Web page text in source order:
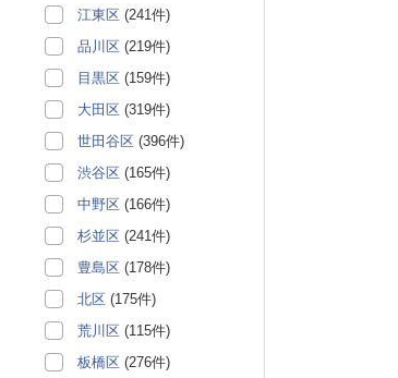
江東区 (241件)
品川区 (219件)
目黒区 (159件)
大田区 (319件)
世田谷区 (396件)
渋谷区 (165件)
中野区 (166件)
杉並区 (241件)
豊島区 (178件)
北区 (175件)
荒川区 (115件)
板橋区 (276件)